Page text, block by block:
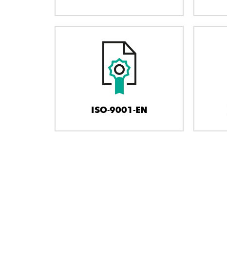
ISO-9001-EN